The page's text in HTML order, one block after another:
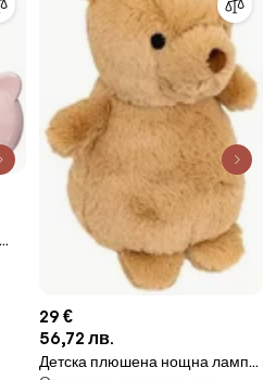
29 €
56,72 лв.
Детска плюшена нощна лампа